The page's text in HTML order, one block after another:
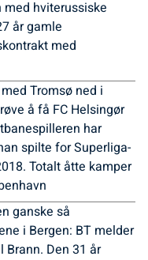
hviterussiske
år gamle
med
Tromsø ned i
å få FC Helsingør
har
spilte for Superliga-
Totalt åtte kamper
ganske så
i Bergen: BT melder
Brann. Den 31 år